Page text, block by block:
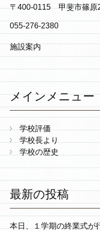
〒400-0115 甲斐市篠原
055-276-2380
施設案内
メインメニュー
学校評価
学校長より
学校の歴史
最新の投稿
本日、１学期の終業式が